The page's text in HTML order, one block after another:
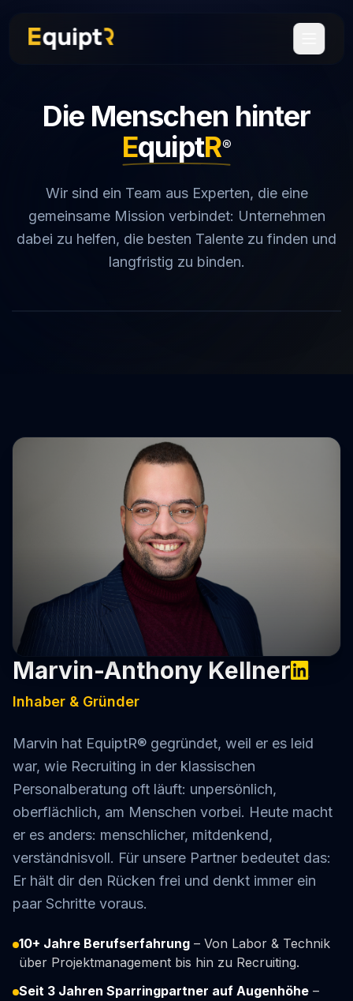
"Emotionales Gehalt"
Über uns
Referenzen
Die Menschen hinter
EquiptR®
Wir sind ein Team aus Experten, die eine
gemeinsame Mission verbindet: Unternehmen
dabei zu helfen, die besten Talente zu finden und
langfristig zu binden.
Marvin-Anthony Kellner
Inhaber & Gründer
Marvin hat EquiptR® gegründet, weil er es leid
war, wie Recruiting in der klassischen
Personalberatung oft läuft: unpersönlich,
oberflächlich, am Menschen vorbei. Heute macht
er es anders: menschlicher, mitdenkend,
verständnisvoll. Für unsere Partner bedeutet das:
Er hält dir den Rücken frei und denkt immer ein
paar Schritte voraus.
10+ Jahre Berufserfahrung – Von Labor & Technik
über Projektmanagement bis hin zu Recruiting.
Seit 3 Jahren Sparringpartner auf Augenhöhe –